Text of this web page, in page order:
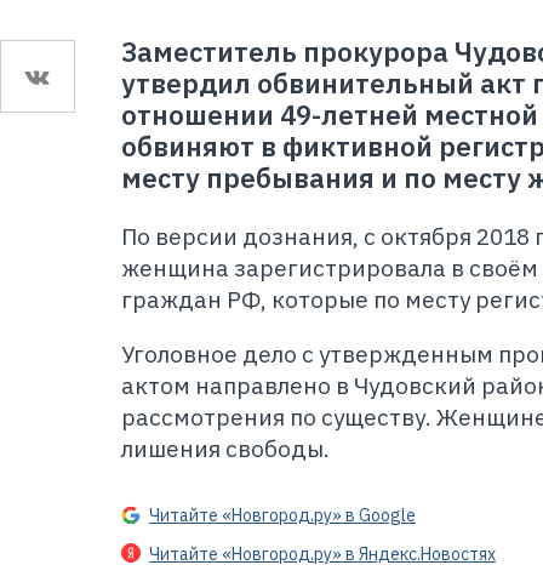
Заместитель прокурора
утвердил обвинительный акт
отношении 49-летней
обвиняют в фиктивной
месту пребывания и по месту
По версии дознания, с октября 2018
женщина зарегистрировала в
граждан РФ, которые по месту
Уголовное дело с утвержденным
актом направлено в Чудовский
рассмотрения по существу.
лишения свободы.
Читайте «Новгород.ру» в Google
Читайте «Новгород.ру» в Яндекс.Новостях